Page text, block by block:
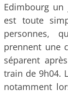
Edimbourg un
est toute
personnes,
prennent une
séparent
train de 9h04.
notamment